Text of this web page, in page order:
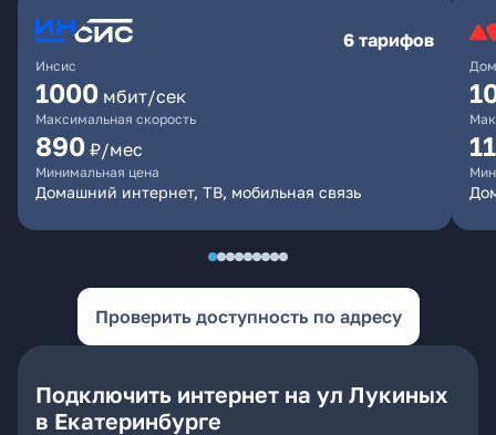
Инсис
6 тарифов
1000 мбит/сек
Максимальная скорость
890 ₽/мес
Минимальная цена
Домашний интернет, ТВ, мобильная связь
Проверить доступность по адресу
Подключить интернет на ул Лукиных
в Екатеринбурге